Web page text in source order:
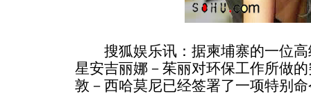
搜狐娱乐讯：据柬埔寨的一位高
星安吉丽娜－茱丽对环保工作所做
敦－西哈莫尼已经签署了一项特别